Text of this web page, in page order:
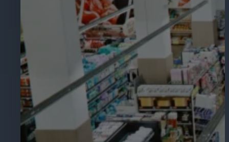
Ospitalità
Migliorate la sicurezza degli
della vostra struttura.